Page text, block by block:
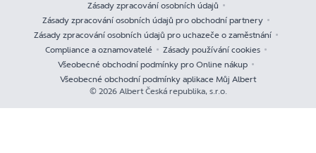
Zásady zpracování osobních údajů
Zásady zpracování osobních údajů pro obchodní partnery
Zásady zpracování osobních údajů pro uchazeče o zaměstnání
Compliance a oznamovatelé
Zásady používání cookies
Všeobecné obchodní podmínky pro Online nákup
Všeobecné obchodní podmínky aplikace Můj Albert
© 2026 Albert Česká republika, s.r.o.